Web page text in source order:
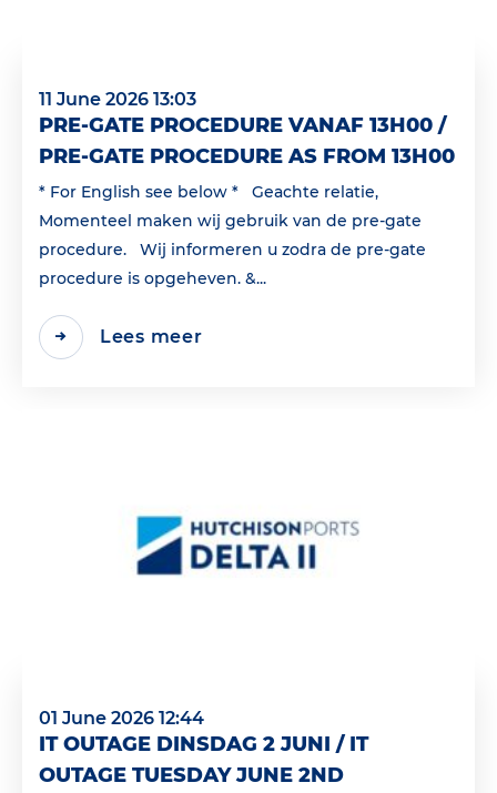
11 June 2026 13:03
PRE-GATE PROCEDURE VANAF 13H00 /
PRE-GATE PROCEDURE AS FROM 13H00
* For English see below * Geachte relatie,
Momenteel maken wij gebruik van de pre-gate
procedure. Wij informeren u zodra de pre-gate
procedure is opgeheven. &...
Lees meer
01 June 2026 12:44
IT OUTAGE DINSDAG 2 JUNI / IT
OUTAGE TUESDAY JUNE 2ND